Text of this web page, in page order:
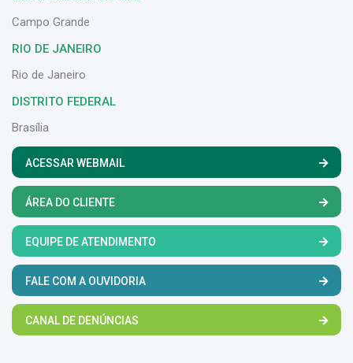
Campo Grande
RIO DE JANEIRO
Rio de Janeiro
DISTRITO FEDERAL
Brasília
ACESSAR WEBMAIL
ÁREA DO CLIENTE
EQUIPE DE ATENDIMENTO
FALE COM A OUVIDORIA
CANAL DE DENÚNCIAS